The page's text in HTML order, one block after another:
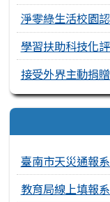
淨零綠生活校園
學習扶助科技化
接受外界主動捐
臺南市天災通報
教育局線上填報